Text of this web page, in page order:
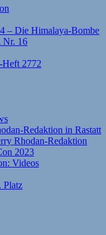
– Die Himalaya-Bombe
Nr. 16
2772
Redaktion in Rastatt
Rhodan-Redaktion
2023
Videos
Platz